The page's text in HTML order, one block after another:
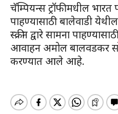
चॅम्पियन्स ट्रॉफी मधील भारत
पाहण्यासाठी बालेवाडी
स्क्रीन द्वारे सामना
आवाहन अमोल बालवडकर
करण्यात आले आहे.